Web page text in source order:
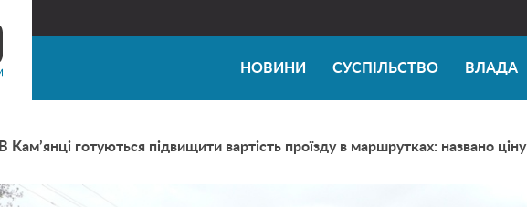
НОВИНИ СУСПІЛЬСТВО ВЛАДА
В Кам’янці готуються підвищити вартість проїзду в маршрутках: названо ціну